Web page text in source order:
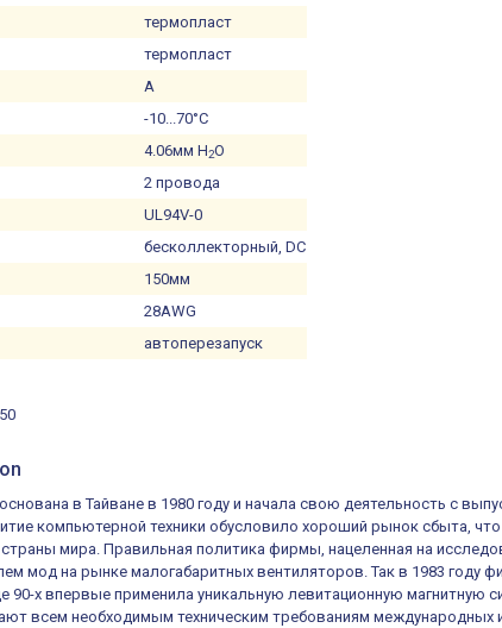
термопласт
термопласт
A
-10...70°C
4.06мм H2O
2 провода
UL94V-0
бесколлекторный, DC
150мм
28AWG
автоперезапуск
в Тайване в 1980 году и начала свою деятельность с
компьютерной техники обусловило хороший рынок сбыта,
мира. Правильная политика фирмы, нацеленная на
мод на рынке малогабаритных вентиляторов. Так в 1983 году
90-х впервые применила уникальную левитационную магнитную
всем необходимым техническим требованиям международных